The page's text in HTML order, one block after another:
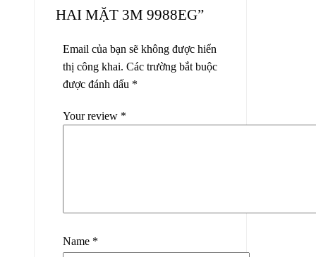
HAI MẶT 3M 9988EG”
Email của bạn sẽ không được hiển
thị công khai. Các trường bắt buộc
được đánh dấu *
Your review *
Name *